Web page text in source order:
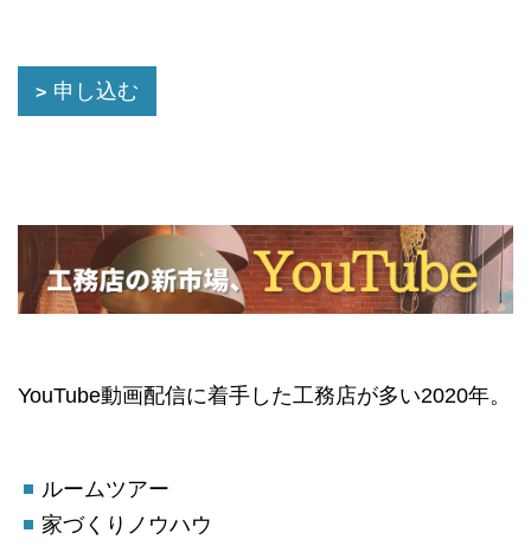
申し込む
YouTube動画配信に着手した工務店が多い2020年。
ルームツアー
家づくりノウハウ